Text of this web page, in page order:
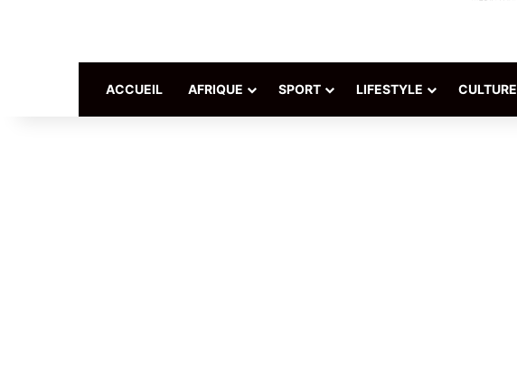
ACCUEIL AFRIQUE SPORT LIFESTYLE CULTURE